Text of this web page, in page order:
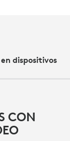
dispositivos
CON